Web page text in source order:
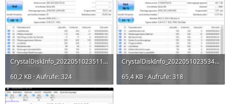
CrystalDiskInfo_20220510235119.png
60,2 KB · Aufrufe: 324
CrystalDiskInfo_20220510235346.png
65,4 KB · Aufrufe: 318